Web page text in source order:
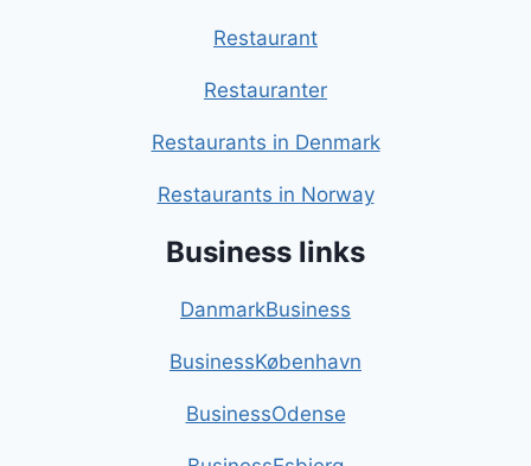
Restaurant
Restauranter
Restaurants in Denmark
Restaurants in Norway
Business links
DanmarkBusiness
BusinessKøbenhavn
BusinessOdense